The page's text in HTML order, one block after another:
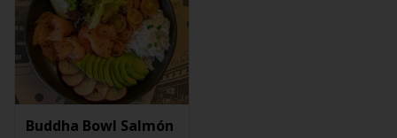
Buddha Bowl Salmón